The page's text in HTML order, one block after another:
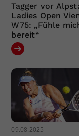
Tagger vor
Ladies Open
W75: „Fühle
bereit“
09.08.2025